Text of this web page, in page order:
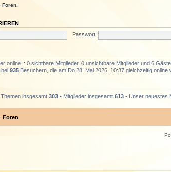
Passwort:
online :: 0 sichtbare Mitglieder, 0 unsichtbare Mitglieder und 6
935 Besuchern, die am Do 28. Mai 2026, 10:37 gleichzeitig online
Themen insgesamt 303 • Mitglieder insgesamt 613 • Unser neuestes
Foren